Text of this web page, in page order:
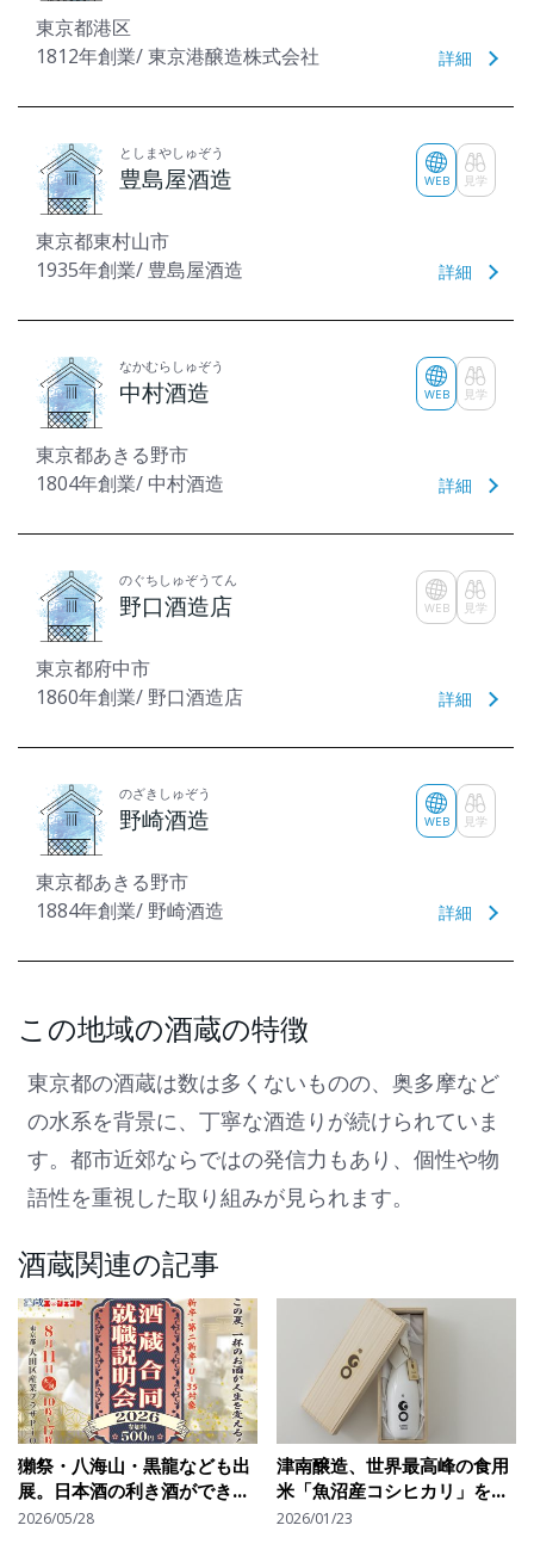
東京都港区
1812年創業/ 東京港醸造株式会社
詳細
としまやしゅぞう
豊島屋酒造
東京都東村山市
1935年創業/ 豊島屋酒造
WEB 見学
詳細
なかむらしゅぞう
中村酒造
東京都あきる野市
1804年創業/ 中村酒造
WEB 見学
詳細
のぐちしゅぞうてん
野口酒造店
東京都府中市
1860年創業/ 野口酒造店
WEB 見学
詳細
のざきしゅぞう
野崎酒造
東京都あきる野市
1884年創業/ 野崎酒造
WEB 見学
詳細
この地域の酒蔵の特徴
東京都の酒蔵は数は多くないものの、奥多摩など
の水系を背景に、丁寧な酒造りが続けられていま
す。都市近郊ならではの発信力もあり、個性や物
語性を重視した取り組みが見られます。
酒蔵関連の記事
獺祭・八海山・黒龍なども出
展。日本酒の利き酒ができる
「飲める！酒蔵合同就職説明
2026/05/28
津南醸造、世界最高峰の食用
米「魚沼産コシヒカリ」を
100%使用した「プレミア
2026/01/23